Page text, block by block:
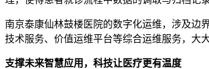
南京泰康仙林鼓楼医院的数字化运维，涉及边
技术服务、价值运维平台等综合运维服务，大
支撑未来智慧应用，科技让医疗更有温度